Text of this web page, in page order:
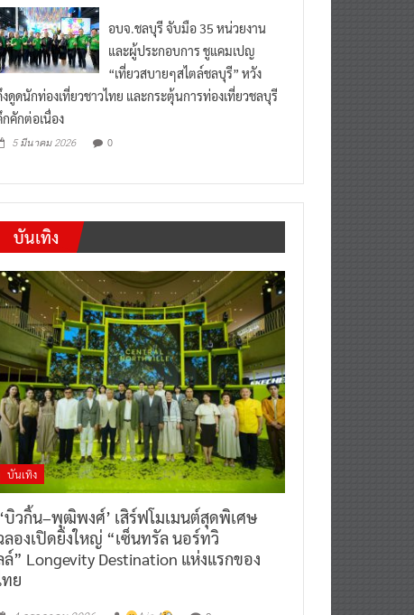
อบจ.ชลบุรี จับมือ 35 หน่วยงาน
และผู้ประกอบการ ชูแคมเปญ
“เที่ยวสบายๆสไตล์ชลบุรี” หวัง
ดูดนักท่องเที่ยวชาวไทย และกระตุ้นการท่องเที่ยวชลบุรี
คักต่อเนื่อง
5 มีนาคม 2026 0
บันเทิง
บันเทิง
‘บิวกิ้น–พุฒิพงศ์’ เสิร์ฟโมเมนต์สุดพิเศษ
ลองเปิดยิ่งใหญ่ “เซ็นทรัล นอร์ทวิ
ล์” Longevity Destination แห่งแรกของ
ทย